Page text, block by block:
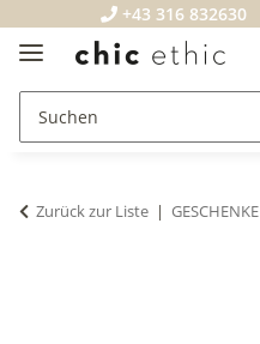
+43 316 832630
Zurück zur Liste GESCHENKE